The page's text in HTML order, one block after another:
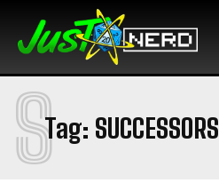
Tag: SUCCESSORS
S